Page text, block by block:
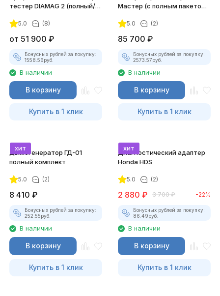
тестер DIAMAG 2 (полный/
5.0 (8)
от 51 900 ₽
Бонусных рублей за покупку:
1558.56руб.
В наличии
В корзину
Купить в 1 клик
Мастер (с полным пакетом
5.0 (2)
85 700 ₽
Бонусных рублей за покупку:
2573.57руб.
В наличии
В корзину
Купить в 1 клик
хит
Дымогенератор ГД-01
полный комплект
5.0 (2)
8 410 ₽
Бонусных рублей за покупку:
252.55руб.
В наличии
В корзину
Купить в 1 клик
хит
Диагностический адаптер
Honda HDS
5.0 (2)
2 880 ₽ 3 700 ₽ -22%
Бонусных рублей за покупку:
86.49руб.
В наличии
В корзину
Купить в 1 клик